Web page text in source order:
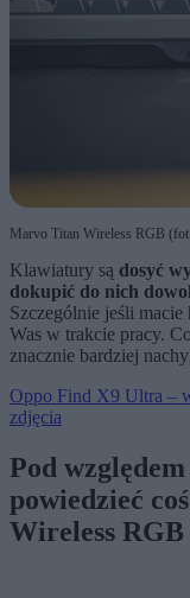
Marvo Titan Wireless RGB
Klawiatury są dosyć
dokupić do nich
Szczególnie jeśli
Was w trakcie pracy.
znacznie bardziej
Oppo Find X9 Ultra –
zdjęcia
Pod
powiedzieć
Wireless RGB